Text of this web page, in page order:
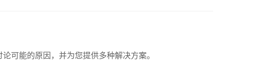
可能的原因，并为您提供多种解决方案。